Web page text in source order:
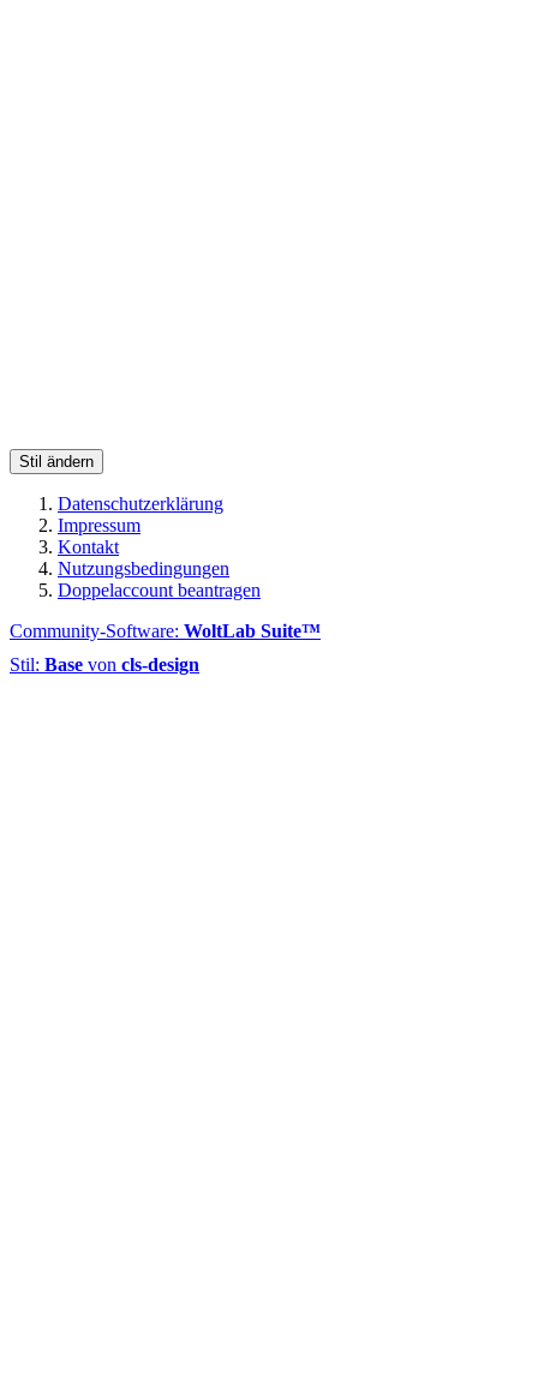
Stil ändern
Datenschutzerklärung
Impressum
Kontakt
Nutzungsbedingungen
Doppelaccount beantragen
Community-Software: WoltLab Suite™
Stil: Base von cls-design